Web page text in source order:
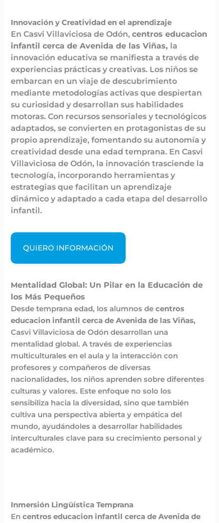
Innovación y Creatividad en el aprendizaje
En Casvi Villaviciosa de Odón,centros educacion
infantil cerca de Avenida de las Viñas, la
innovación educativa se manifiesta a través de
experiencias prácticas y creativas. Los niños se
embarcan en un viaje de descubrimiento
mediante metodologías activas que despiertan
su curiosidad y desarrollan sus habilidades
motoras. Con recursos sensoriales y tecnológicos
adaptados, se convierten en protagonistas de su
propio aprendizaje, fomentando su autonomía y
creatividad desde una edad temprana. En Casvi
Villaviciosa de Odón, la innovación trasciende la
tecnología, incorporando herramientas y
estrategias que facilitan un aprendizaje
dinámico y adaptado a cada etapa del desarrollo
infantil.
QUIERO INFORMACIÓN
Mentalidad Global: Un Pilar en la Educación de
los Más Pequeños
Desde temprana edad, los alumnos decentros
educacion infantil cerca de Avenida de las Viñas,
Casvi Villaviciosa de Odón desarrollan una
mentalidad global. A través de experiencias
multiculturales en el aula y la interacción con
profesores y compañeros de diversas
nacionalidades, los niños aprenden sobre diferentes
culturas y valores. Este enfoque no solo los
sensibiliza hacia la diversidad, sino que también
cultiva una perspectiva abierta y empática del
mundo, ayudándoles a desarrollar habilidades
interculturales clave para su crecimiento personal y
académico.
Inmersión Lingüística Temprana
Encentros educacion infantil cerca de Avenida de